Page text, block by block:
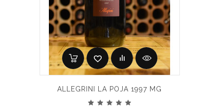
ALLEGRINI LA POJA 1997 MG